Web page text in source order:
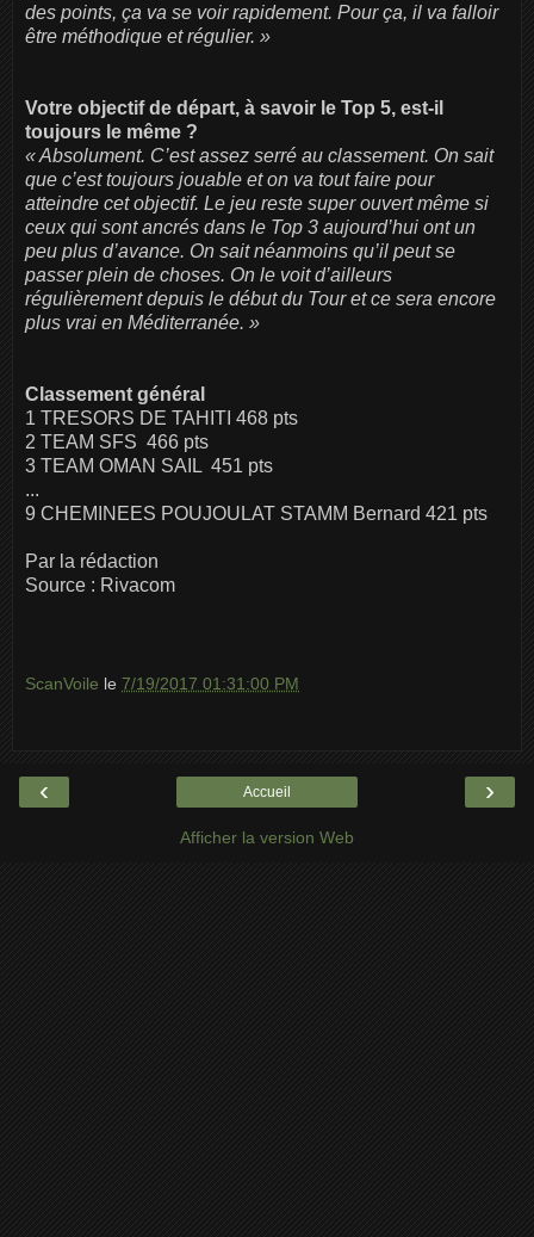
des points, ça va se voir rapidement. Pour ça, il va falloir
être méthodique et régulier. »
Votre objectif de départ, à savoir le Top 5, est-il
toujours le même ?
« Absolument. C’est assez serré au classement. On sait
que c’est toujours jouable et on va tout faire pour
atteindre cet objectif. Le jeu reste super ouvert même si
ceux qui sont ancrés dans le Top 3 aujourd’hui ont un
peu plus d’avance. On sait néanmoins qu’il peut se
passer plein de choses. On le voit d’ailleurs
régulièrement depuis le début du Tour et ce sera encore
plus vrai en Méditerranée. »
Classement général
1 TRESORS DE TAHITI 468 pts
2 TEAM SFS 466 pts
3 TEAM OMAN SAIL 451 pts
...
9 CHEMINEES POUJOULAT STAMM Bernard 421 pts
Par la rédaction
Source : Rivacom
ScanVoile le 7/19/2017 01:31:00 PM
‹ ›
Accueil
Afficher la version Web